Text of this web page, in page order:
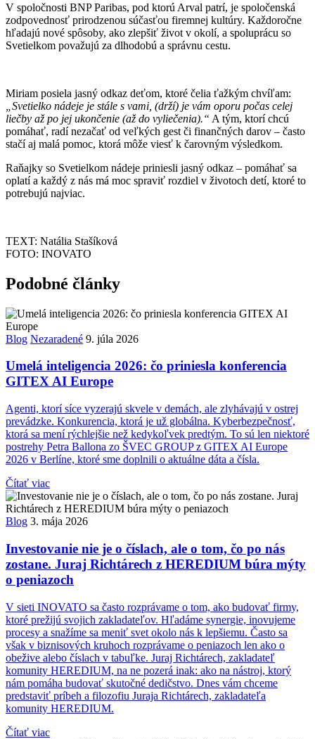
V spoločnosti BNP Paribas, pod ktorú Arval patrí, je spoločenská
zodpovednosť prirodzenou súčasťou firemnej kultúry. Každoročne
hľadajú nové spôsoby, ako zlepšiť život v okolí, a spoluprácu so
Svetielkom považujú za dlhodobú a správnu cestu.
Miriam posiela jasný odkaz deťom, ktoré čelia ťažkým chvíľam:
„Svetielko nádeje je stále s vami, (drží) je vám oporu počas celej
liečby až po jej ukončenie (až do vyliečenia).“ A tým, ktorí chcú
pomáhať, radí nezačať od veľkých gest či finančných darov – často
stačí aj malá pomoc, ktorá môže viesť k čarovným výsledkom.
Raňajky so Svetielkom nádeje priniesli jasný odkaz – pomáhať sa
oplatí a každý z nás má moc spraviť rozdiel v životoch detí, ktoré to
potrebujú najviac.
TEXT: Natália Stašíková
FOTO: INOVATO
Podobné články
Blog Nezaradené 9. júla 2026
Umelá inteligencia 2026: čo priniesla konferencia
GITEX AI Europe
Agenti, ktorí síce vyzerajú skvele v demách, ale zlyhávajú v ostrej
prevádzke. Konkurencia, ktorá je už globálna. Kyberbezpečnosť,
ktorá sa mení rýchlejšie než kedykoľvek predtým. To sú len niektoré
postrehy Petra Ballona zo ŠVEC GROUP z GITEX AI Europe
2026 v Berlíne, ktoré sme doplnili o aktuálne dáta a čísla.
Čítať viac
Blog 3. mája 2026
Investovanie nie je o číslach, ale o tom, čo po nás
zostane. Juraj Richtárech z HEREDIUM búra mýty
o peniazoch
V sieti INOVATO sa často rozprávame o tom, ako budovať firmy,
ktoré prežijú svojich zakladateľov. Hľadáme synergie, inovujeme
procesy a snažíme sa meniť svet okolo nás k lepšiemu. Často sa
však v biznisových kruhoch rozprávame o peniazoch len ako o
obežive alebo číslach v tabuľke. Juraj Richtárech, zakladateľ
komunity HEREDIUM, na ne pozerá inak: ako na nástroj, ktorý
nám pomáha budovať skutočné dedičstvo. Dnes vám chceme
predstaviť príbeh a filozofiu Juraja Richtárech, zakladateľa
komunity HEREDIUM.
Čítať viac